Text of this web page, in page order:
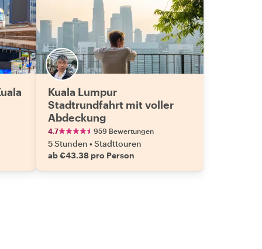
Kuala Lumpur
Stadtrundfahrt mit voller
Abdeckung
4.7 959 Bewertungen
5 Stunden •Stadttouren
ab €43.38 pro Person